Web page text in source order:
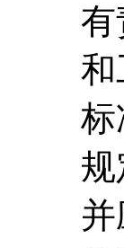
有
和
标